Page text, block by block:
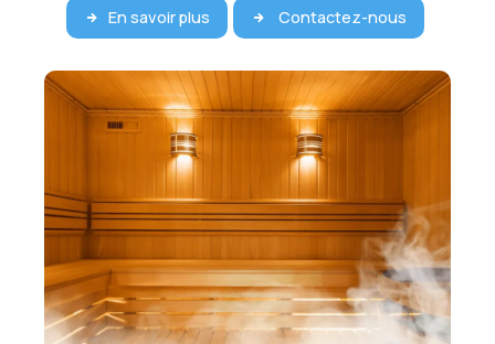
En savoir plus Contactez-nous